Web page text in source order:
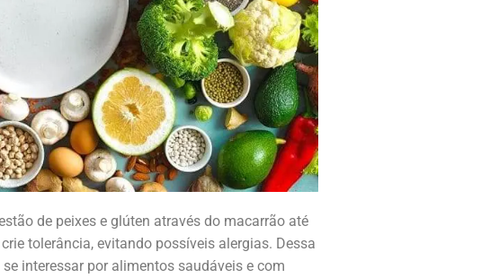
de peixes e glúten através do macarrão até
tolerância, evitando possíveis alergias. Dessa
interessar por alimentos saudáveis e com